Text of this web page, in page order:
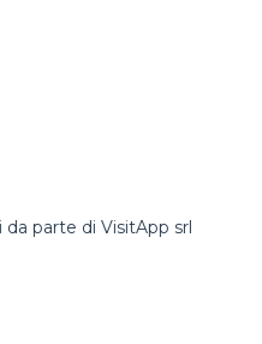
parte di VisitApp srl